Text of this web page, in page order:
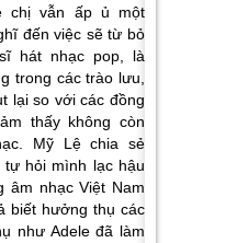
chị vẫn ấp ủ một
đến việc sẽ từ bỏ
hát nhạc pop, là
trong các trào lưu,
lại so với các đồng
thấy không còn
Mỹ Lệ chia sẻ
tự hỏi mình lạc hậu
âm nhạc Việt Nam
biết hưởng thụ các
như Adele đã làm